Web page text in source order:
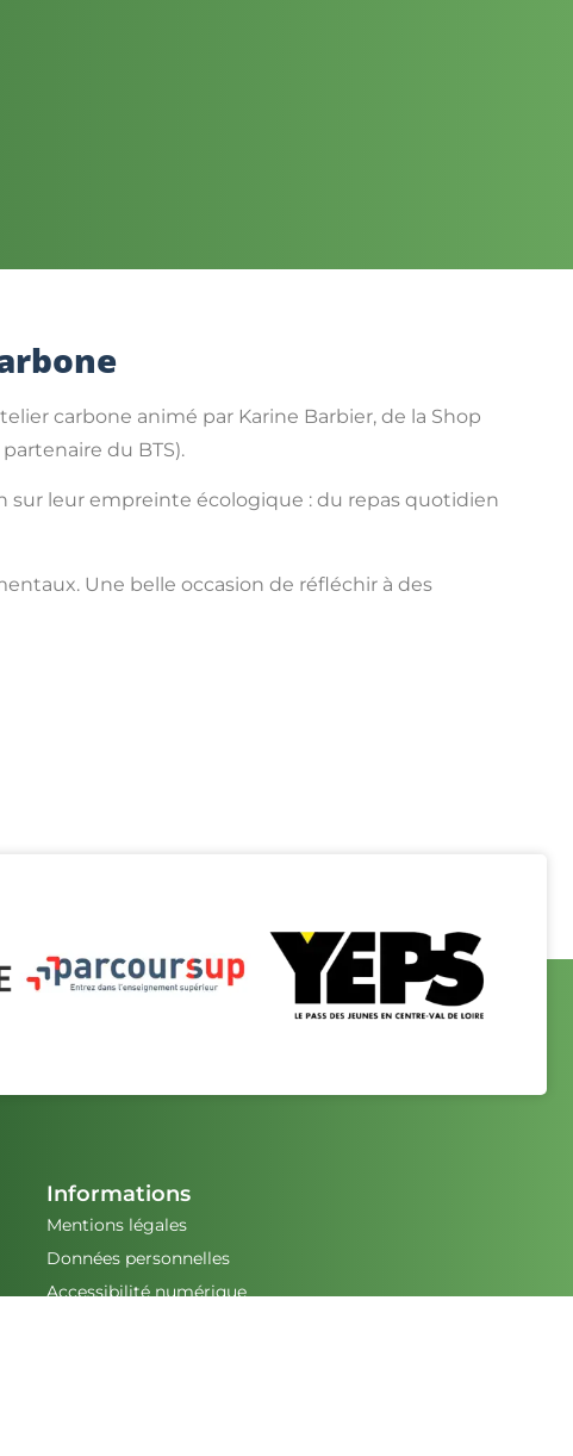
carbone animé par Karine Barbier, de la Shop
du BTS).
leur empreinte écologique : du repas quotidien
Une belle occasion de réfléchir à des
Informations
Mentions légales
Données personnelles
Accessibilité numérique